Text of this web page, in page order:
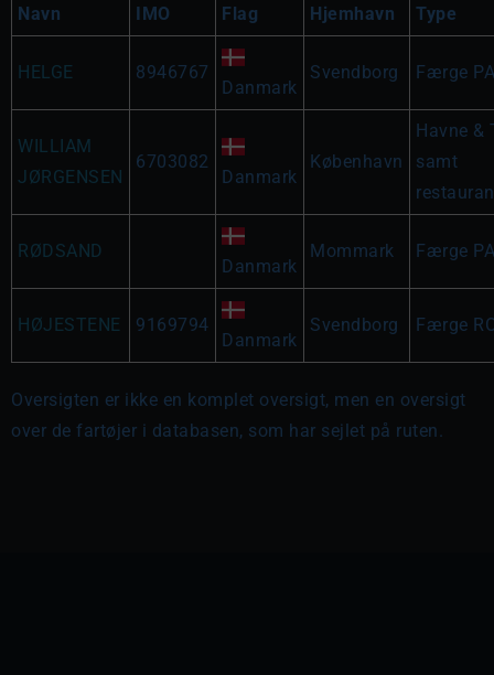
Navn IMO Flag Hjemhavn Type
HELGE 8946767
Danmark
Svendborg Færge
WILLIAM
JØRGENSEN
6703082
Danmark
København
Havne &
samt
RØDSAND
Danmark
Mommark Færge
HØJESTENE 9169794
Danmark
Svendborg Færge
Oversigten er ikke en komplet oversigt, men en oversigt
over de fartøjer i databasen, som har sejlet på ruten.